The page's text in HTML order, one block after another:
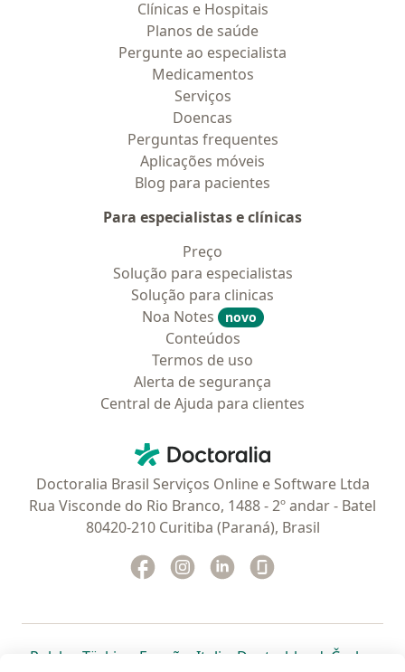
Clínicas e Hospitais
Planos de saúde
Pergunte ao especialista
Medicamentos
Serviços
Doencas
Perguntas frequentes
Aplicações móveis
Blog para pacientes
Para especialistas e clínicas
Preço
Solução para especialistas
Solução para clinicas
Noa Notes
novo
Conteúdos
Termos de uso
Alerta de segurança
Central de Ajuda para clientes
Doctoralia - Homepage
Doctoralia Brasil Serviços Online e Software Ltda
Rua Visconde do Rio Branco, 1488 - 2º andar - Batel
80420-210 Curitiba (Paraná), Brasil
Facebook
abre num novo separador
Instagram
abre num novo separador
Linkedin
abre num novo
Polska abre num novo separador
Türkiye abre num novo separador
España abre num novo separador
Italia abre num novo
Deutschlandabre num
Česko